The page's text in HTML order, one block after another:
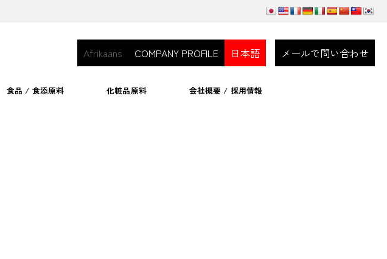
Afrikaans COMPANY PROFILE 日本語 メールで問い合わせ
食品 / 食添原料 化粧品原料 会社概要 / 採用情報